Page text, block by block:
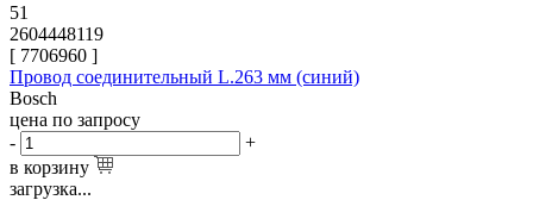
51
2604448119
[ 7706960 ]
Провод соединительный L.263 мм (синий)
Bosch
цена по запросу
-
+
в корзину
загрузка...